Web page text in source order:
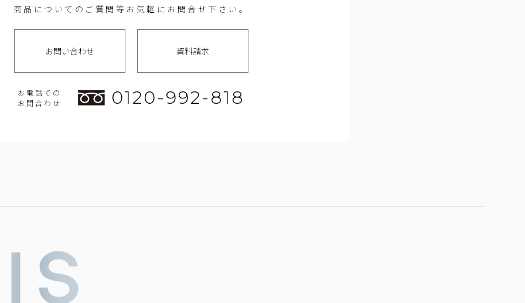
商品についてのご質問等お気軽にお問合せ下さい。
お問い合わせ 資料請求
お電話での
お問合わせ
0120-992-818